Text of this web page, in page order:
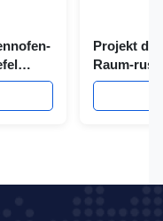
Projekt
Raum-
Ofen-60-